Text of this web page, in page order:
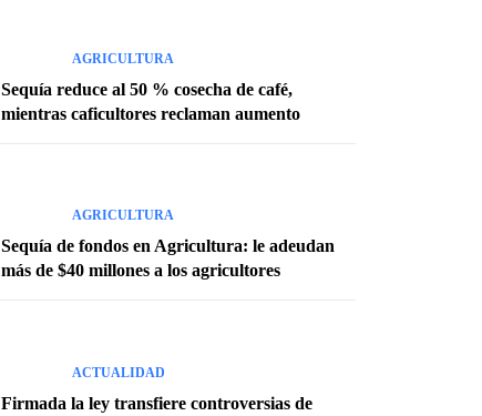
AGRICULTURA
Sequía reduce al 50 % cosecha de café,
mientras caficultores reclaman aumento
AGRICULTURA
Sequía de fondos en Agricultura: le adeudan
más de $40 millones a los agricultores
ACTUALIDAD
Firmada la ley transfiere controversias de